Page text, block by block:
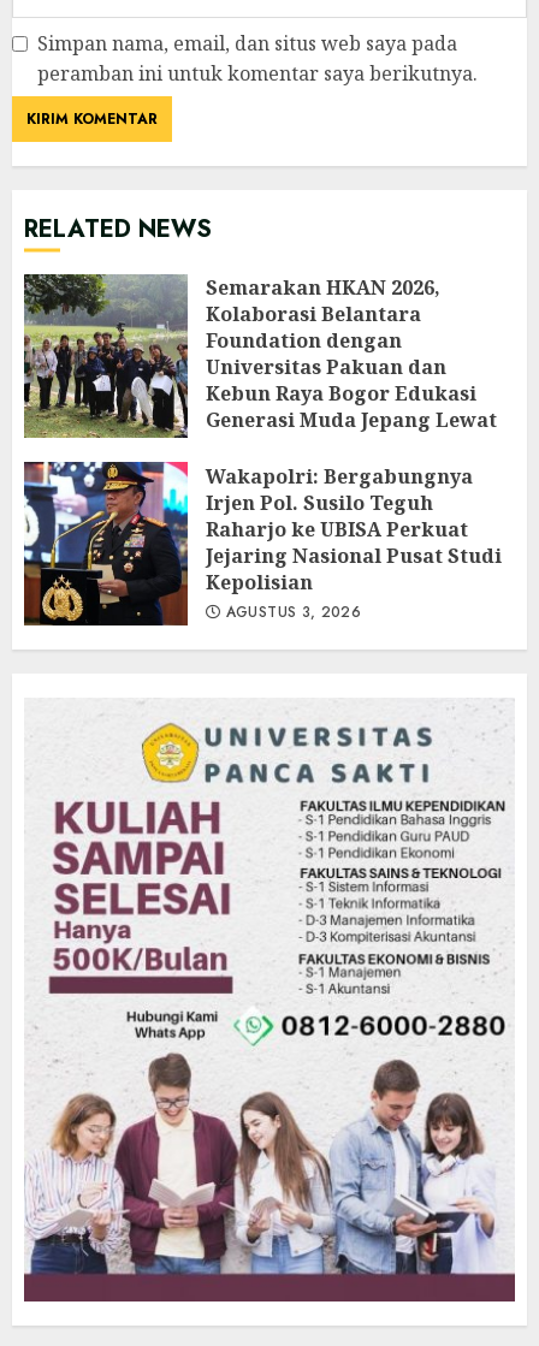
Simpan nama, email, dan situs web saya pada
peramban ini untuk komentar saya berikutnya.
RELATED NEWS
Semarakan HKAN 2026,
Kolaborasi Belantara
Foundation dengan
Universitas Pakuan dan
Kebun Raya Bogor Edukasi
Generasi Muda Jepang Lewat
Kebun Raya Bogor
AGUSTUS 3, 2026
Wakapolri: Bergabungnya
Irjen Pol. Susilo Teguh
Raharjo ke UBISA Perkuat
Jejaring Nasional Pusat Studi
Kepolisian
AGUSTUS 3, 2026